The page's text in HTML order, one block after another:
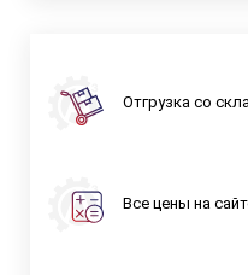
Отгрузка со
Все цены на